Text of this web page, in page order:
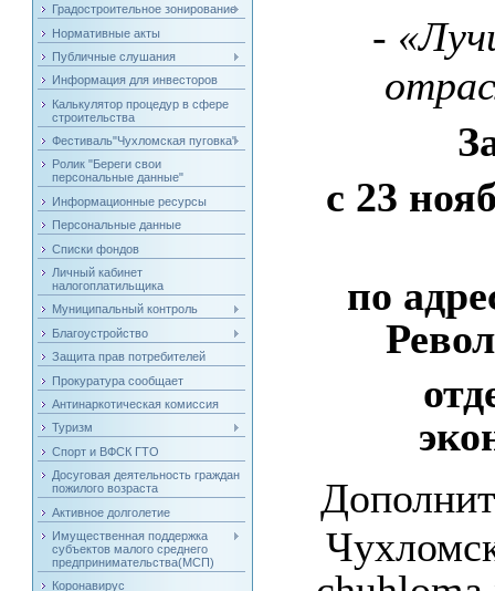
Градостроительное зонирование
Нормативные акты
Публичные слушания
Информация для инвесторов
Калькулятор процедур в сфере
строительства
Фестиваль"Чухломская пуговка"
Ролик "Береги свои
персональные данные"
Информационные ресурсы
Персональные данные
Списки фондов
Личный кабинет
налогоплатильщика
Муниципальный контроль
Благоустройство
Защита прав потребителей
Прокуратура сообщает
Антинаркотическая комиссия
Туризм
Спорт и ВФСК ГТО
Досуговая деятельность граждан
пожилого возраста
Активное долголетие
Имущественная поддержка
субъектов малого среднего
предпринимательства(МСП)
Коронавирус
-
с 23
по